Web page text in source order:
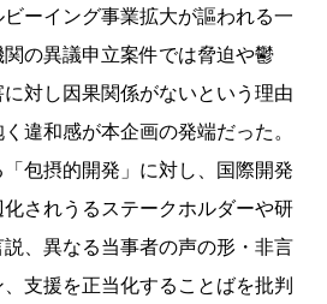
ーイング事業拡大が謳われる一
の異議申立案件では脅迫や鬱
対し因果関係がないという理由
違和感が本企画の発端だった。
包摂的開発」に対し、国際開発
されうるステークホルダーや研
、異なる当事者の声の形・非言
支援を正当化することばを批判